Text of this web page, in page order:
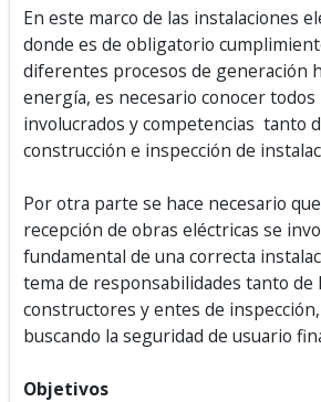
En este marco de las instalaciones
donde es de obligatorio
diferentes procesos de generación
energía, es necesario conocer
involucrados y competencias tanto
construcción e inspección de
Por otra parte se hace necesario
recepción de obras eléctricas se
fundamental de una correcta
tema de responsabilidades tanto de
constructores y entes de
buscando la seguridad de usuario
Objetivos